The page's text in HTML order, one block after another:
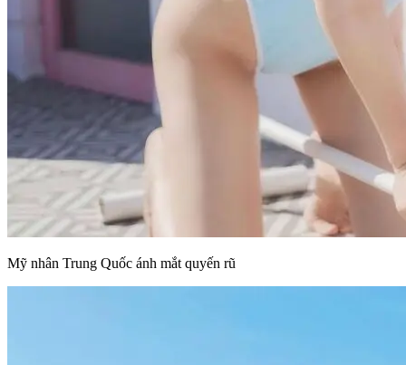
Mỹ nhân Trung Quốc ánh mắt quyến rũ